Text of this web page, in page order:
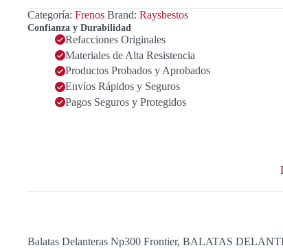
Categoría: Frenos Brand: Raysbestos
Confianza y Durabilidad
Refacciones Originales
Materiales de Alta Resistencia
Productos Probados y Aprobados
Envíos Rápidos y Seguros
Pagos Seguros y Protegidos
Balatas Delanteras Np300 Frontier, BALATAS